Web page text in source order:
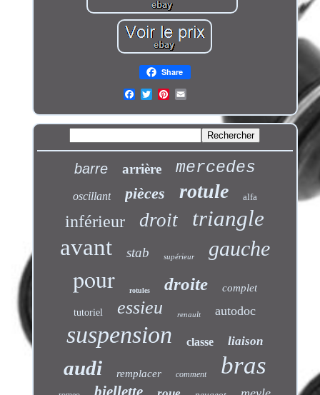
Share
barre arrière mercedes
oscillant pièces rotule alfa
inférieur droit triangle
avant stab supérieur gauche
pour rotules droite complet
tutoriel essieu renault autodoc
suspension classe liaison
audi remplacer comment bras
biellette